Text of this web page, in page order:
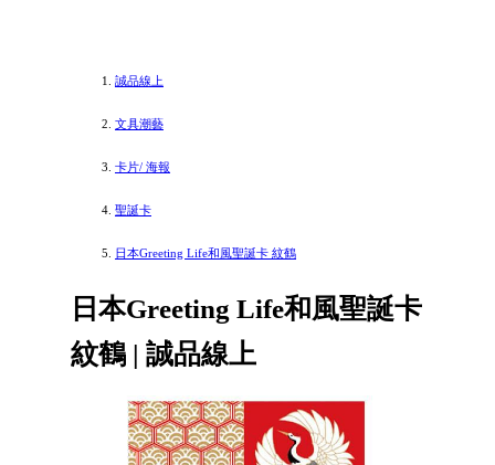
誠品線上
文具潮藝
卡片/ 海報
聖誕卡
日本Greeting Life和風聖誕卡 紋鶴
日本Greeting Life和風聖誕卡
紋鶴 | 誠品線上